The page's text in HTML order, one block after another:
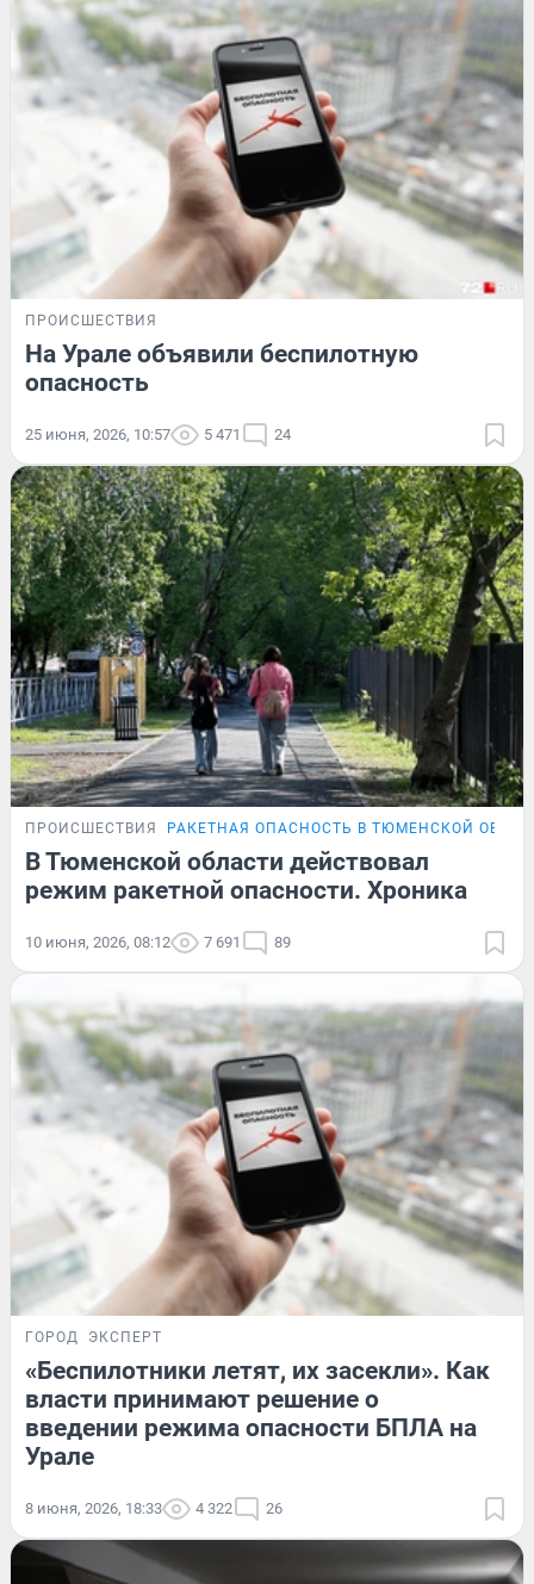
ПРОИСШЕСТВИЯ
На Урале объявили беспилотную
опасность
25 июня, 2026, 10:57 5 471 24
ПРОИСШЕСТВИЯ РАКЕТНАЯ ОПАСНОСТЬ В ТЮМЕНСКОЙ
В Тюменской области действовал
режим ракетной опасности. Хроника
10 июня, 2026, 08:12 7 691 89
ГОРОД ЭКСПЕРТ
«Беспилотники летят, их засекли». Как
власти принимают решение о
введении режима опасности БПЛА на
Урале
8 июня, 2026, 18:33 4 322 26